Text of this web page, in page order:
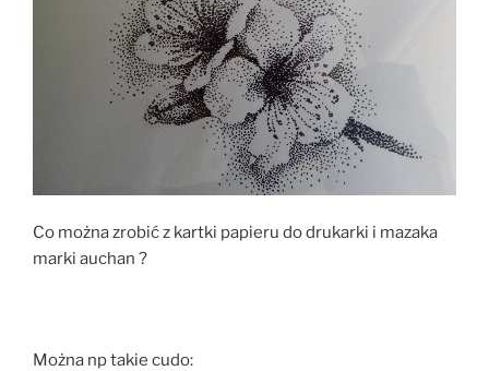
Co można zrobić z kartki papieru do drukarki i mazaka
marki auchan ?
Można np takie cudo: